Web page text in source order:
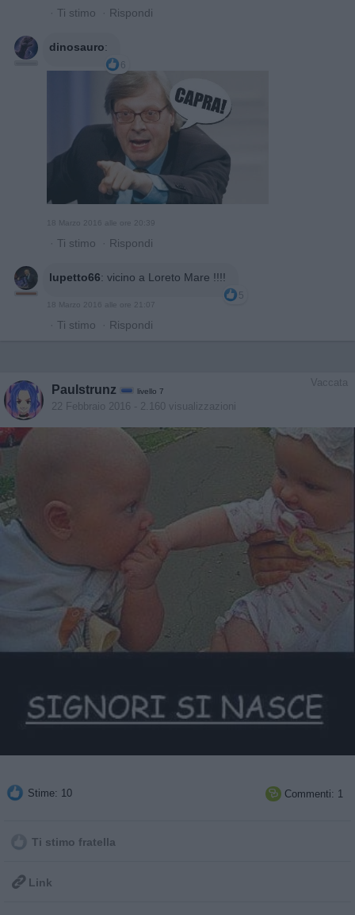
· Ti stimo · Rispondi
dinosauro:
6
18 Marzo 2016 alle ore 20:39
· Ti stimo · Rispondi
lupetto66: vicino a Loreto Mare !!!!
5
18 Marzo 2016 alle ore 21:07
· Ti stimo · Rispondi
Vaccata
Paulstrunz livello 7
22 Febbraio 2016 - 2.160 visualizzazioni
Stime: 10  Commenti: 1
Ti stimo fratella
 Link